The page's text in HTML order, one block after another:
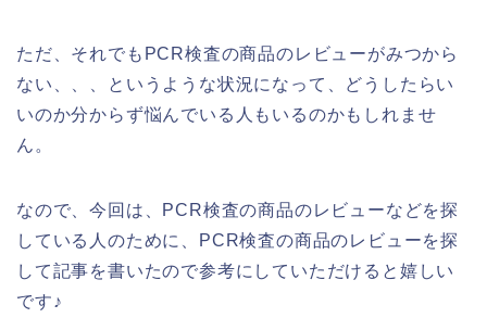
ただ、それでもPCR検査の商品のレビューがみつから
ない、、、というような状況になって、どうしたらい
いのか分からず悩んでいる人もいるのかもしれませ
ん。
なので、今回は、PCR検査の商品のレビューなどを探
している人のために、PCR検査の商品のレビューを探
して記事を書いたので参考にしていただけると嬉しい
です♪